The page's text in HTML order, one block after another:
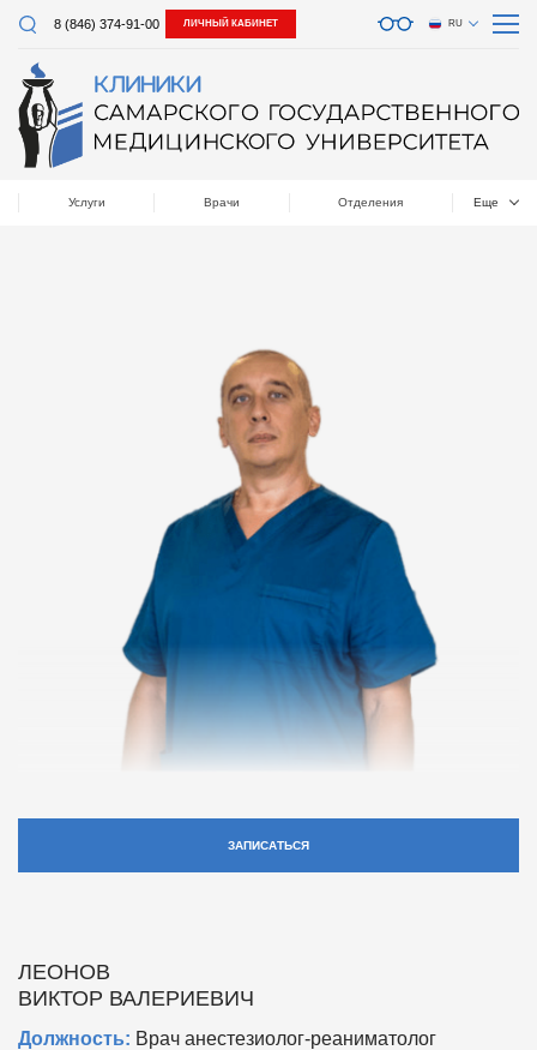
8 (846) 374-91-00 ЛИЧНЫЙ КАБИНЕТ RU
Услуги Врачи Отделения Еще
ЗАПИСАТЬСЯ
ЛЕОНОВ
ВИКТОР ВАЛЕРИЕВИЧ
Должность: Врач анестезиолог-реаниматолог